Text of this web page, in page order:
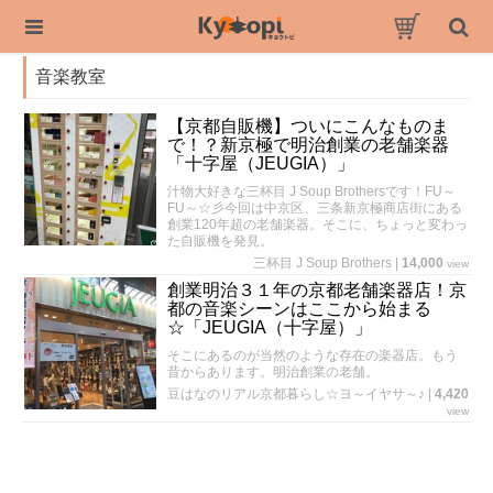
音楽教室
【京都自販機】ついにこんなものま
で！？新京極で明治創業の老舗楽器
「十字屋（JEUGIA）」
汁物大好きな三杯目 J Soup Brothersです！FU～
FU～☆彡今回は中京区、三条新京極商店街にある
創業120年超の老舗楽器。そこに、ちょっと変わっ
た自販機を発見。
三杯目 J Soup Brothers
14,000 view
創業明治３１年の京都老舗楽器店！京
都の音楽シーンはここから始まる
☆「JEUGIA（十字屋）」
そこにあるのが当然のような存在の楽器店。もう
昔からあります。明治創業の老舗。
豆はなのリアル京都暮らし☆ヨ～イヤサ～♪
4,420
view